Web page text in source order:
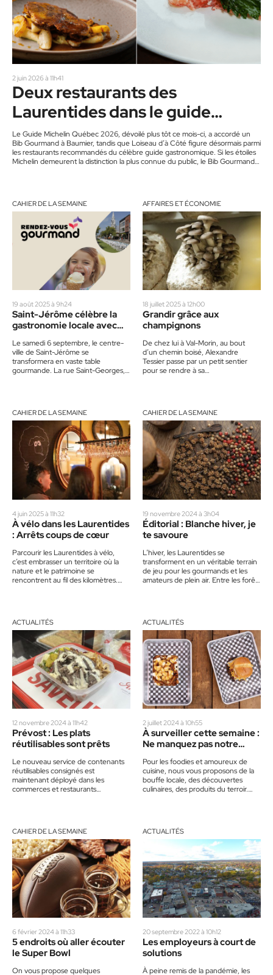
2 juin 2026 à 11h41
Deux restaurants des
Laurentides dans le guide
Michelin
Le Guide Michelin Québec 2026, dévoilé plus tôt ce mois-ci, a accordé un
Bib Gourmand à Baumier, tandis que Loiseau d’à Côté figure désormais parmi
les restaurants recommandés du célèbre guide gastronomique. Si les étoiles
Michelin demeurent la distinction la plus connue du public, le Bib Gourmand
CAHIER DE LA SEMAINE
19 août 2025 à 9h24
Saint-Jérôme célèbre la
gastronomie locale avec
gourmand
Le samedi 6 septembre, le centre-
ville de Saint-Jérôme se
transformera en vaste table
gourmande. La rue Saint-Georges,
AFFAIRES ET ÉCONOMIE
18 juillet 2025 à 12h00
Grandir grâce aux
champignons
De chez lui à Val-Morin, au bout
d’un chemin boisé, Alexandre
Tessier passe par un petit sentier
pour se rendre à sa
CAHIER DE LA SEMAINE
4 juin 2025 à 11h32
À vélo dans les Laurentides
: Arrêts coups de cœur
Parcourir les Laurentides à vélo,
c’est embrasser un territoire où la
nature et le patrimoine se
rencontrent au fil des kilomètres.
CAHIER DE LA SEMAINE
19 novembre 2024 à 3h04
Éditorial : Blanche hiver, je
te savoure
L’hiver, les Laurentides se
transforment en un véritable terrain
de jeu pour les gourmands et les
amateurs de plein air. Entre les forêts
ACTUALITÉS
12 novembre 2024 à 11h42
Prévost : Les plats
réutilisables sont prêts
Le nouveau service de contenants
réutilisables consignés est
maintenant déployé dans les
commerces et restaurants
ACTUALITÉS
2 juillet 2024 à 10h55
À surveiller cette semaine :
Ne manquez pas notre
Pour les foodies et amoureux de
cuisine, nous vous proposons de la
bouffe locale, des découvertes
culinaires, des produits du terroir.
CAHIER DE LA SEMAINE
6 février 2024 à 11h33
5 endroits où aller écouter
le Super Bowl
On vous propose quelques
ACTUALITÉS
20 septembre 2022 à 10h12
Les employeurs à court de
solutions
À peine remis de la pandémie, les